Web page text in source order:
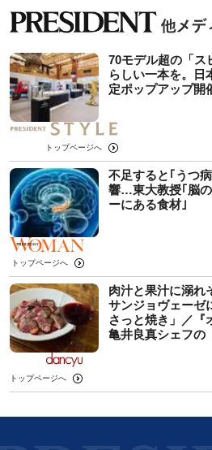
70モデル超の「ス
らしい一本を。日
定ポップアップ開
トップページへ
不足すると｢うつ
響…東大教授｢脳
ーにある食材｣
トップページへ
肉汁と果汁に溺れ
サンジョヴェーゼ
さっと焼き」／『
亀井良真シェフの
トップページへ